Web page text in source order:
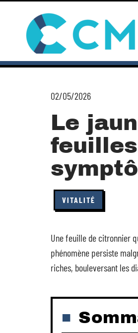
02/05/2026
Le
VITALITÉ
Une feuille de citronnier
phénomène persiste
riches, bouleversant les